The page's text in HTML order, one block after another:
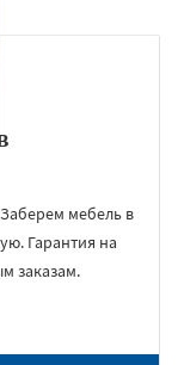
мебель в
Гарантия на
заказам.